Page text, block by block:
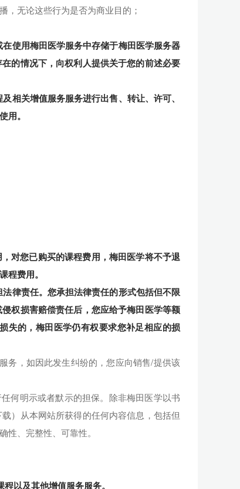
，无论这些行为是否为商业目的；
使用梅田医学服务中存储于梅田医学服务器
的情况下，向权利人提供关于您的前述必要
相关增值服务服务进行出售、转让、许可、
用。
对您已购买的课程费用，梅田医学将不予退
程费用。
律责任。您承担法律责任的形式包括但不限
权损害赔偿责任后，您应给予梅田医学等额
失的，梅田医学仍有权要求您补足相应的损
务，如因此发生纠纷的，您应向销售/提供该
何明示或者默示的担保。除非梅田医学以书
）从本网站所获得的任何内容信息，包括但
、完整性、可靠性。
以及其他增值服务服务。